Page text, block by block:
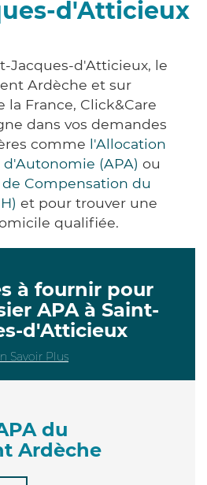
d'Atticieux
Jacques-d'Atticieux, le
Ardèche et sur
la France, Click&Care
dans vos demandes
comme l'Allocation
d'Autonomie (APA) ou
Compensation du
et pour trouver une
qualifiée.
à fournir pour
APA à Saint-
d'Atticieux
Savoir Plus
du
Ardèche